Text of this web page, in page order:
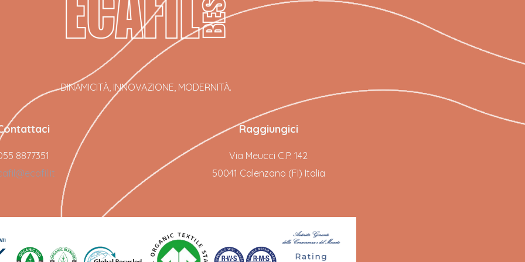
DINAMICITÀ, INNOVAZIONE, MODERNITÀ.
8877351
Raggiungici
Via Meucci C.P. 142
50041 Calenzano (FI) Italia